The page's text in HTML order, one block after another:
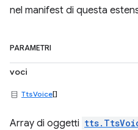
nel manifest di questa
PARAMETRI
voci
TtsVoice[]
Array di oggetti